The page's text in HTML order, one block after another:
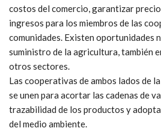
costos del comercio, garantizar
ingresos para los miembros de las
comunidades. Existen oportunidades
suministro de la agricultura, también
otros sectores.
Las cooperativas de ambos lados de
se unen para acortar las cadenas de
trazabilidad de los productos y
del medio ambiente.